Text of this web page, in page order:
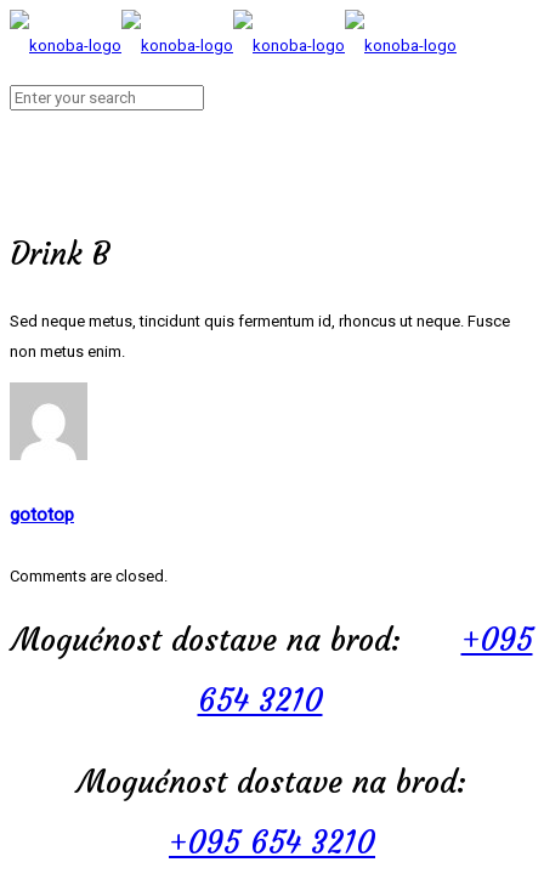
Drink B
Sed neque metus, tincidunt quis fermentum id, rhoncus ut neque. Fusce
non metus enim.
gototop
Comments are closed.
Mogućnost dostave na brod:
+095
654 3210
Mogućnost dostave na brod:
+095 654 3210